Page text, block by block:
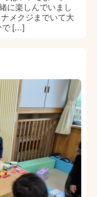
に楽しんでいまし
メクジまでいて大
で […]